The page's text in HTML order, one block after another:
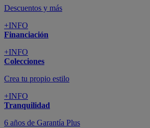
Descuentos y más
+INFO
Financiación
+INFO
Colecciones
Crea tu propio estilo
+INFO
Tranquilidad
6 años de Garantía Plus